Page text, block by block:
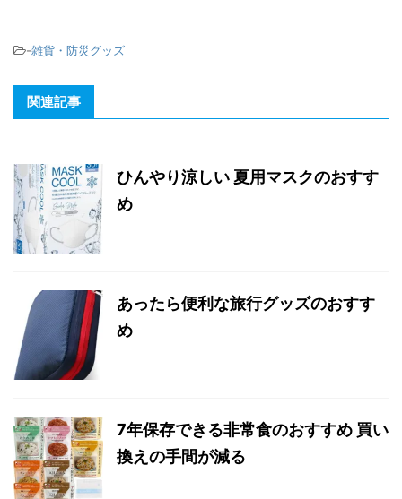
-雑貨・防災グッズ
関連記事
ひんやり涼しい 夏用マスクのおすす
め
あったら便利な旅行グッズのおすす
め
7年保存できる非常食のおすすめ 買い
換えの手間が減る